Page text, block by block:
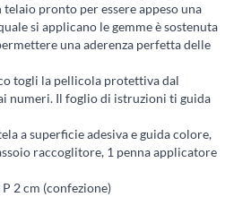
pronto per essere appeso una
si applicano le gemme è sostenuta
una aderenza perfetta delle
togli la pellicola protettiva dal
numeri. Il foglio di istruzioni ti guida
a superficie adesiva e guida colore,
raccoglitore, 1 penna applicatore
P 2 cm (confezione)